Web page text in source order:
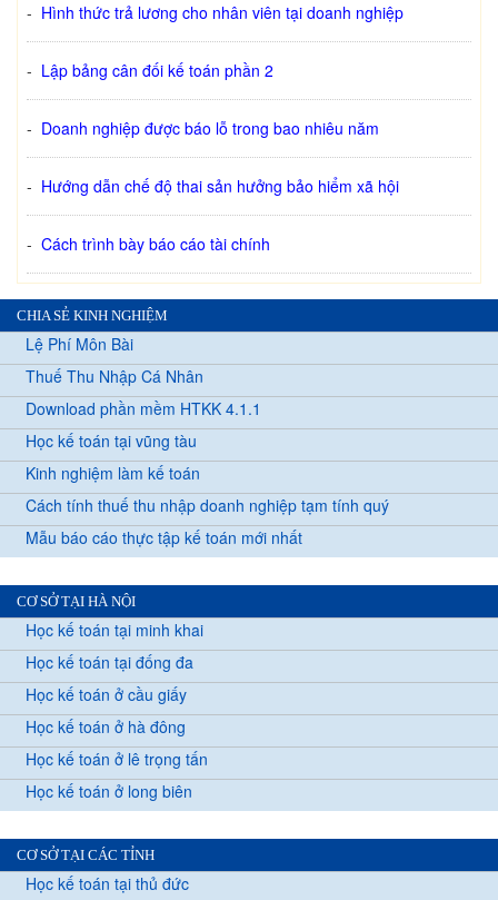
- Hình thức trả lương cho nhân viên tại doanh nghiệp
- Lập bảng cân đối kế toán phần 2
- Doanh nghiệp được báo lỗ trong bao nhiêu năm
- Hướng dẫn chế độ thai sản hưởng bảo hiểm xã hội
- Cách trình bày báo cáo tài chính
CHIA SẺ KINH NGHIỆM
Lệ Phí Môn Bài
Thuế Thu Nhập Cá Nhân
Download phần mềm HTKK 4.1.1
Học kế toán tại vũng tàu
Kinh nghiệm làm kế toán
Cách tính thuế thu nhập doanh nghiệp tạm tính quý
Mẫu báo cáo thực tập kế toán mới nhất
CƠ SỞ TẠI HÀ NỘI
Học kế toán tại minh khai
Học kế toán tại đống đa
Học kế toán ở cầu giấy
Học kế toán ở hà đông
Học kế toán ở lê trọng tấn
Học kế toán ở long biên
CƠ SỞ TẠI CÁC TỈNH
Học kế toán tại thủ đức